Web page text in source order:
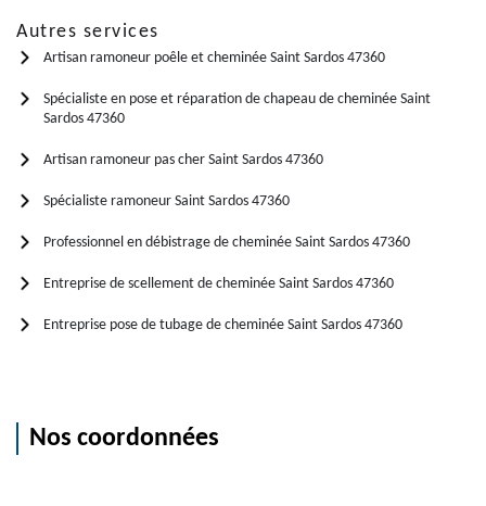
Autres services
Artisan ramoneur poêle et cheminée Saint Sardos 47360
Spécialiste en pose et réparation de chapeau de cheminée Saint
Sardos 47360
Artisan ramoneur pas cher Saint Sardos 47360
Spécialiste ramoneur Saint Sardos 47360
Professionnel en débistrage de cheminée Saint Sardos 47360
Entreprise de scellement de cheminée Saint Sardos 47360
Entreprise pose de tubage de cheminée Saint Sardos 47360
Nos coordonnées